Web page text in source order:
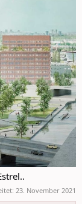
23. November 2021